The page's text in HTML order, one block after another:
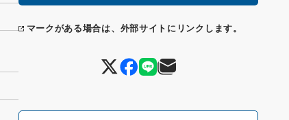
マークがある場合は、外部サイトにリンクします。